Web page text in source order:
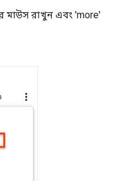
মাউস রাখুন এবং 'more'